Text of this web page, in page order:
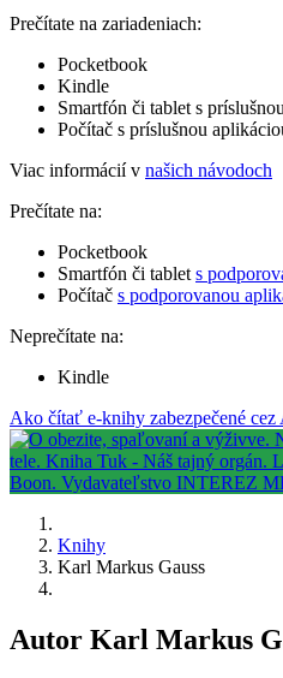
Prečítate na zariadeniach:
Pocketbook
Kindle
Smartfón či tablet s
Počítač s príslušnou
Viac informácií v našich návodoch
Prečítate na:
Pocketbook
Smartfón či tablet s
Počítač s podporovanou
Neprečítate na:
Kindle
Ako čítať e-knihy zabezpečené
Knihy
Karl Markus Gauss
Autor Karl Markus